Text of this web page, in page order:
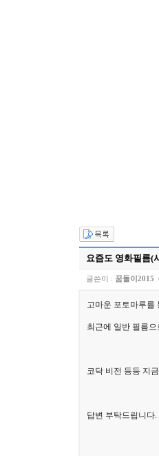
요즘도 영화필름(
글쓴이 : 꿈돌이2015
고마운 포토마루를
최근에 일반 필름
코닥 비전 등등 지
답변 부탁드립니다.